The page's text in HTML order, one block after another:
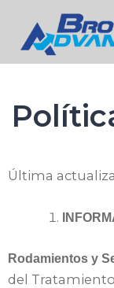
contenido
Última
Rodamientos y
del